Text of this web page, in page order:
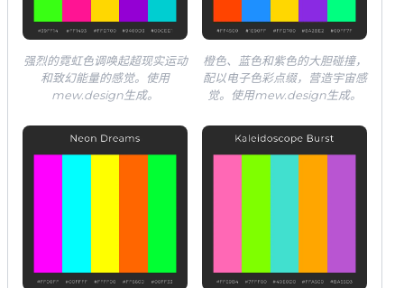
强烈的霓虹色调唤起超现实运动
和致幻能量的感觉。使用
mew.design生成。
橙色、蓝色和紫色的大胆碰撞，
配以电子色彩点缀，营造宇宙感
觉。使用mew.design生成。